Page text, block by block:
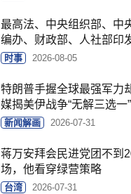
最高法、中央组织部、中
编办、财政部、人社部印
时事 2026-08-05
特朗普手握全球最强军力
媒揭美伊战争“无解三选一”
新闻解画 2026-07-31
蒋万安拜会民进党团不到
场，他看穿绿营策略
台湾 2026-07-31